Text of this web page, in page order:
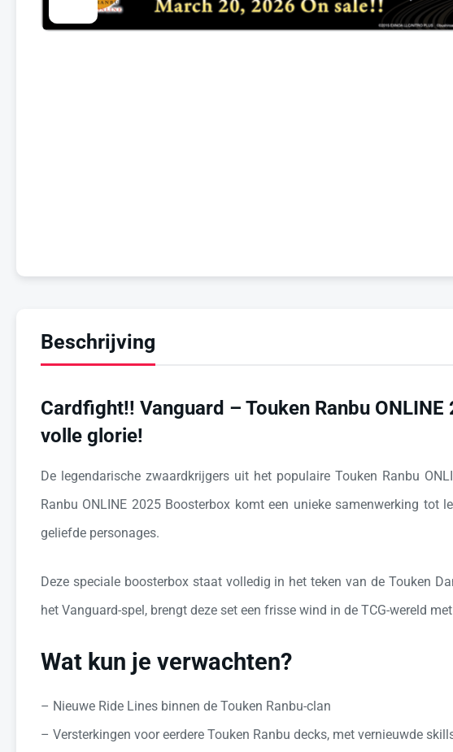
Beschrijving
Cardfight!! Vanguard – Touken Ranbu
volle glorie!
De legendarische zwaardkrijgers uit het populaire Touken Ranbu
Ranbu ONLINE 2025 Boosterbox komt een unieke samenwerking
geliefde personages.
Deze speciale boosterbox staat volledig in het teken van de Touken
het Vanguard-spel, brengt deze set een frisse wind in de TCG-wereld
Wat kun je verwachten?
– Nieuwe Ride Lines binnen de Touken Ranbu-clan
– Versterkingen voor eerdere Touken Ranbu decks, met vernieuwde